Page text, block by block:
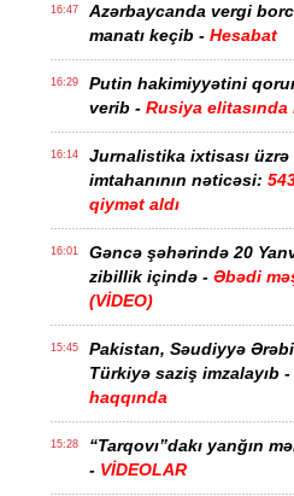
16:47
Azərbaycanda vergi
manatı keçib - Hesabat
16:29
Putin hakimiyyətini
verib - Rusiya elitasında
16:14
Jurnalistika ixtisası
imtahanının nəticəsi:
qiymət aldı
16:01
Gəncə şəhərində 20
zibillik içində - Əbədi
(VİDEO)
15:45
Pakistan, Səudiyyə
Türkiyə saziş imzalayıb -
haqqında
15:28
“Tarqovı”dakı yanğın
- VİDEOLAR